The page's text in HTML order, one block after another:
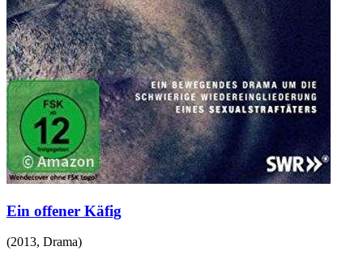
Ein offener Käfig
(2013, Drama)